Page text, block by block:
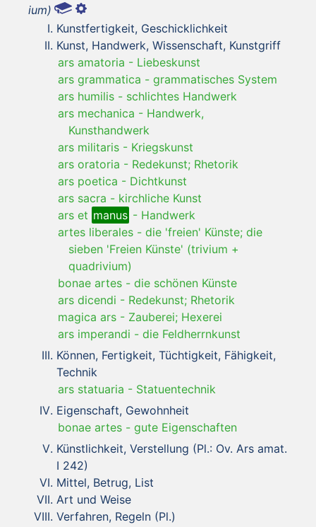
ium)
Kunstfertigkeit, Geschicklichkeit
Kunst, Handwerk, Wissenschaft, Kunstgriff
ars amatoria - Liebeskunst
ars grammatica - grammatisches System
ars humilis - schlichtes Handwerk
ars mechanica - Handwerk,
Kunsthandwerk
ars militaris - Kriegskunst
ars oratoria - Redekunst; Rhetorik
ars poetica - Dichtkunst
ars sacra - kirchliche Kunst
ars et manus - Handwerk
artes liberales - die 'freien' Künste; die
sieben 'Freien Künste' (trivium +
quadrivium)
bonae artes - die schönen Künste
ars dicendi - Redekunst; Rhetorik
magica ars - Zauberei; Hexerei
ars imperandi - die Feldherrnkunst
Können, Fertigkeit, Tüchtigkeit, Fähigkeit,
Technik
ars statuaria - Statuentechnik
Eigenschaft, Gewohnheit
bonae artes - gute Eigenschaften
Künstlichkeit, Verstellung (Pl.: Ov. Ars amat.
I 242)
Mittel, Betrug, List
Art und Weise
Verfahren, Regeln (Pl.)